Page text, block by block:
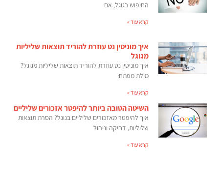
החיפוש בגוגל, אם
קרא עוד »
איך מוניטין נט עוזרת להוריד תוצאות שליליות
מגוגל
איך מוניטין נט עוזרת להוריד תוצאות שליליות מגוגל?
מילת מפתח:
קרא עוד »
השיטה הטובה ביותר להיפטר אזכורים שליליים
איך להיפטר מאזכורים שליליים בגוגל? הסרת תוצאות
שליליות, דחיקה וניהול
קרא עוד »